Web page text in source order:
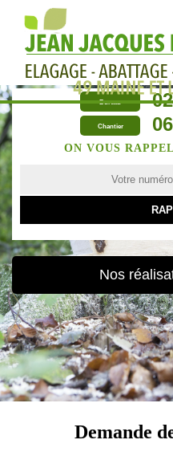
Bureau
Chantier
ON VOUS
Nos
Demande